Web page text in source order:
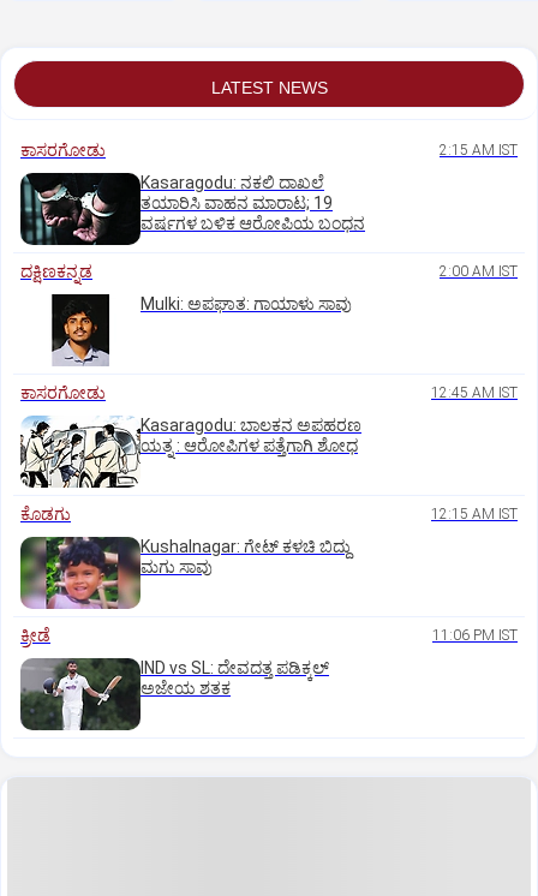
LATEST NEWS
ಕಾಸರಗೋಡು 2:15 AM IST
Kasaragodu: ನಕಲಿ ದಾಖಲೆ
ತಯಾರಿಸಿ ವಾಹನ ಮಾರಾಟ; 19
ವರ್ಷಗಳ ಬಳಿಕ ಆರೋಪಿಯ ಬಂಧನ
ದಕ್ಷಿಣಕನ್ನಡ 2:00 AM IST
Mulki: ಅಪಘಾತ: ಗಾಯಾಳು ಸಾವು
ಕಾಸರಗೋಡು 12:45 AM IST
Kasaragodu: ಬಾಲಕನ ಅಪಹರಣ
ಯತ್ನ : ಆರೋಪಿಗಳ ಪತ್ತೆಗಾಗಿ ಶೋಧ
ಕೊಡಗು 12:15 AM IST
Kushalnagar: ಗೇಟ್ ಕಳಚಿ ಬಿದ್ದು
ಮಗು ಸಾವು
ಕ್ರೀಡೆ 11:06 PM IST
IND vs SL: ದೇವದತ್ತ ಪಡಿಕ್ಕಲ್‌
ಅಜೇಯ ಶತಕ